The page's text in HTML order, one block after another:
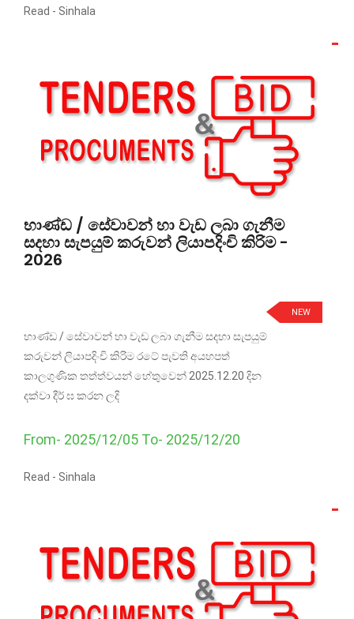
Read - Sinhala
භාණ්ඩ / සේවාවන් හා වැඩ ලබා ගැනීම
සදහා සැපයුම් කරුවන් ලියාපදිංචි කිරිම -
2026
NEW
භාණ්ඩ / සේවාවන් හා වැඩ ලබා ගැනීම සදහා සැපයුම්
කරුවන් ලියාපදිංචි කිරිම රටේ පැවති අයහපත්
කාලගුණික තත්ත්වයන් හේතුවෙන් 2025.12.20 දින
දක්වා දීර් ඝ කරන ලදි
From- 2025/12/05 To- 2025/12/20
Read - Sinhala